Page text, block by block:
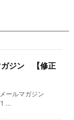
ガジン 【修正
ールマガジン
...